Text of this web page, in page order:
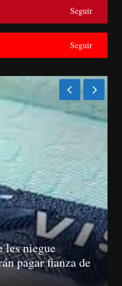
Seguir
Seguir
lugar y envía a
con prisión